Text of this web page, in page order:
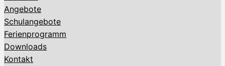
Angebote
Schulangebote
Ferienprogramm
Downloads
Kontakt